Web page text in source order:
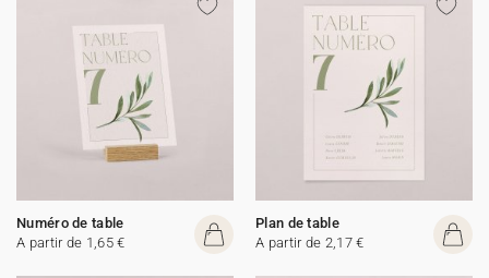
Numéro de table
A partir de 1,65 €
Plan de table
A partir de 2,17 €